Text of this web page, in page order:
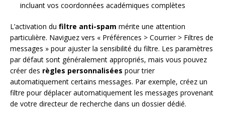
incluant vos coordonnées académiques complètes
L’activation du filtre anti-spam mérite une attention
particulière. Naviguez vers « Préférences > Courrier > Filtres de
messages » pour ajuster la sensibilité du filtre. Les paramètres
par défaut sont généralement appropriés, mais vous pouvez
créer des règles personnalisées pour trier
automatiquement certains messages. Par exemple, créez un
filtre pour déplacer automatiquement les messages provenant
de votre directeur de recherche dans un dossier dédié.